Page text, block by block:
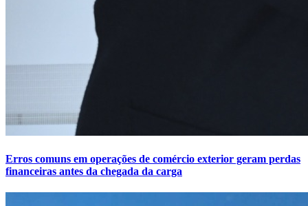
Erros comuns em operações de comércio exterior geram perdas
financeiras antes da chegada da carga